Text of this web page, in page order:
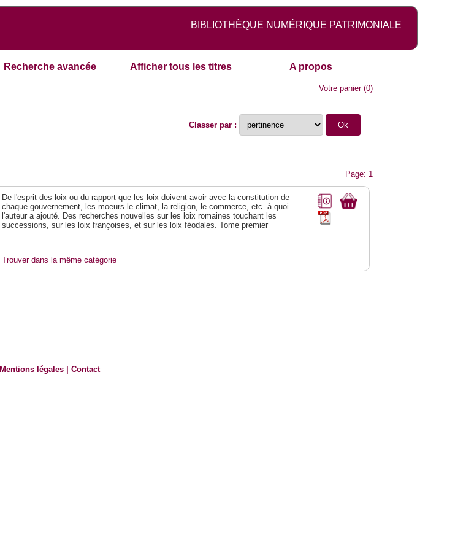
BIBLIOTHÈQUE NUMÉRIQUE PATRIMONIALE
Recherche avancée Afficher tous les titres A propos
Votre panier(0)
Classer par :
Page: 1
De l'esprit des loix ou du rapport que les loix doivent avoir avec la constitution de
chaque gouvernement, les moeurs le climat, la religion, le commerce, etc. à quoi
l'auteur a ajouté. Des recherches nouvelles sur les loix romaines touchant les
successions, sur les loix françoises, et sur les loix féodales. Tome premier
Trouver dans la même catégorie
Mentions légales |Contact